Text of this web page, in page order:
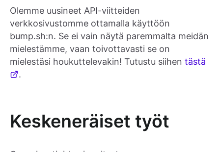
Olemme uusineet API-viitteiden
verkkosivustomme ottamalla käyttöön
bump.sh:n. Se ei vain näytä paremmalta meidän
mielestämme, vaan toivottavasti se on
mielestäsi houkuttelevakin! Tutustu siihen tästä
.
Keskeneräiset työt